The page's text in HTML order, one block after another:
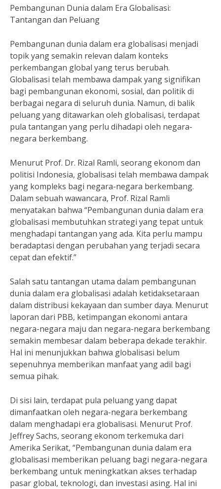
Pembangunan Dunia dalam Era Globalisasi:
Tantangan dan Peluang
Pembangunan dunia dalam era globalisasi menjadi
topik yang semakin relevan dalam konteks
perkembangan global yang terus berubah.
Globalisasi telah membawa dampak yang signifikan
bagi pembangunan ekonomi, sosial, dan politik di
berbagai negara di seluruh dunia. Namun, di balik
peluang yang ditawarkan oleh globalisasi, terdapat
pula tantangan yang perlu dihadapi oleh negara-
negara berkembang.
Menurut Prof. Dr. Rizal Ramli, seorang ekonom dan
politisi Indonesia, globalisasi telah membawa dampak
yang kompleks bagi negara-negara berkembang.
Dalam sebuah wawancara, Prof. Rizal Ramli
menyatakan bahwa “Pembangunan dunia dalam era
globalisasi membutuhkan strategi yang tepat untuk
menghadapi tantangan yang ada. Kita perlu mampu
beradaptasi dengan perubahan yang terjadi secara
cepat dan efektif.”
Salah satu tantangan utama dalam pembangunan
dunia dalam era globalisasi adalah ketidaksetaraan
dalam distribusi kekayaan dan sumber daya. Menurut
laporan dari PBB, ketimpangan ekonomi antara
negara-negara maju dan negara-negara berkembang
semakin membesar dalam beberapa dekade terakhir.
Hal ini menunjukkan bahwa globalisasi belum
sepenuhnya memberikan manfaat yang adil bagi
semua pihak.
Di sisi lain, terdapat pula peluang yang dapat
dimanfaatkan oleh negara-negara berkembang
dalam menghadapi era globalisasi. Menurut Prof.
Jeffrey Sachs, seorang ekonom terkemuka dari
Amerika Serikat, “Pembangunan dunia dalam era
globalisasi memberikan peluang bagi negara-negara
berkembang untuk meningkatkan akses terhadap
pasar global, teknologi, dan investasi asing. Hal ini